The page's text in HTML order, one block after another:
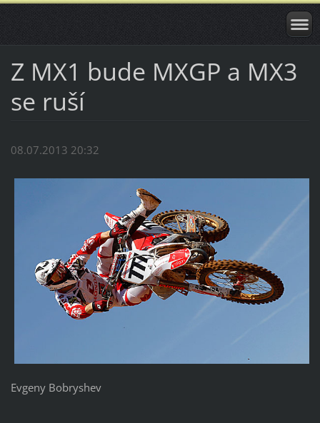
Z MX1 bude MXGP a MX3
se ruší
08.07.2013 20:32
Evgeny Bobryshev